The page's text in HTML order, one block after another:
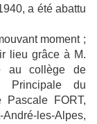
a été abattu
moment ;
lieu grâce à M.
au collège de
Principale du
Pascale FORT,
les-Alpes,